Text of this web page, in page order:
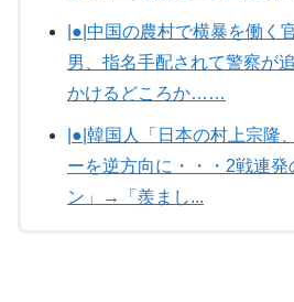
|●|中国の農村で横暴を働く
男、指名手配されて警察が
かけるどころか……
|●|韓国人「日本の村上宗隆
ーを逆方向に・・・2戦連
ン」→「羨まし...